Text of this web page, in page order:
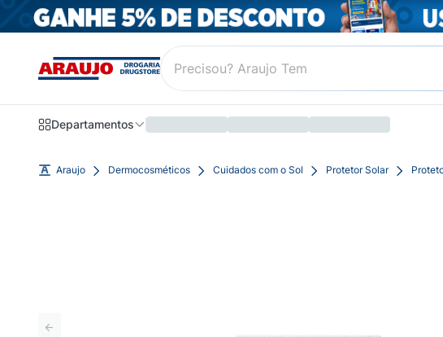
Departamentos
Araujo Dermocosméticos Cuidados com o Sol Protetor Solar